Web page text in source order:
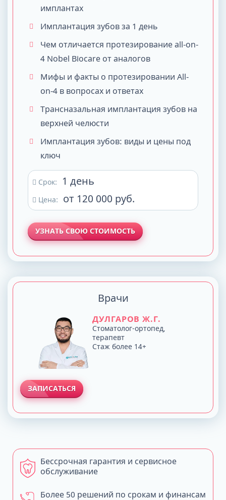
имплантах
Имплантация зубов за 1 день
Чем отличается протезирование all-on-
4 Nobel Biocare от аналогов
Мифы и факты о протезировании All-
on-4 в вопросах и ответах
Трансназальная имплантация зубов на
верхней челюсти
Имплантация зубов: виды и цены под
ключ
Срок: 1 день
Цена: от 120 000 руб.
УЗНАТЬ СВОЮ СТОИМОСТЬ
Врачи
ДУЛГАРОВ Ж.Г.
Стоматолог-ортопед,
терапевт
Стаж более 14+
ЗАПИСАТЬСЯ
Бессрочная гарантия и сервисное
обслуживание
Более 50 решений по срокам и финансам